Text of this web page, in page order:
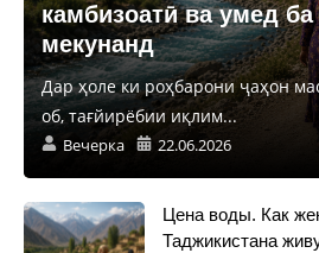
камбизоатӣ ва умед ба
мекунанд
Дар ҳоле ки роҳбарони ҷаҳон
об, тағйирёбии иқлим...
Вечерка 22.06.2026
Цена воды. Как
Таджикистана